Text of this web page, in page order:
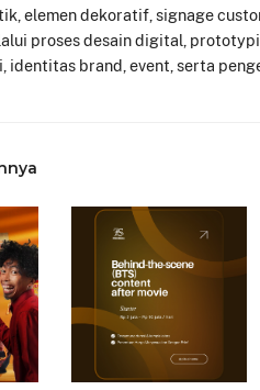
elemen dekoratif, signage
proses desain digital,
identitas brand, event, serta